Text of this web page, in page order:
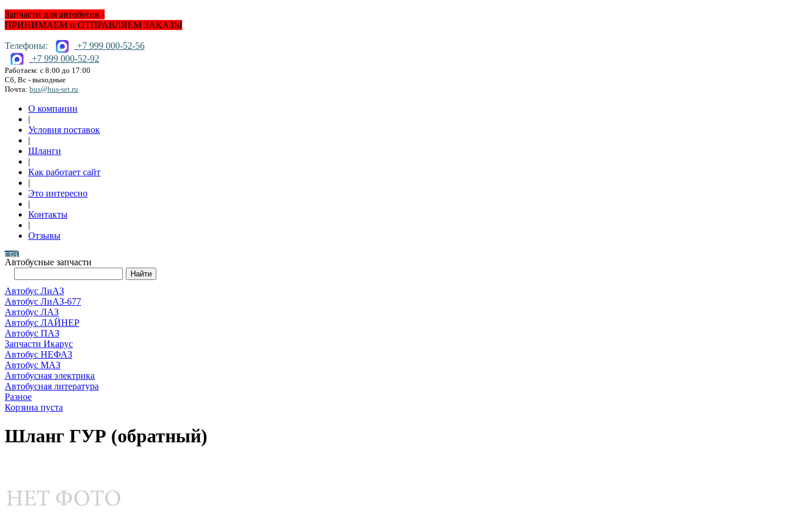
Запчасти для автобусов -
ПРИНИМАЕМ и ОТПРАВЛЯЕМ ЗАКАЗЫ
Телефоны:
+7 999 000-52-56
+7 999 000-52-92
Работаем: с 8:00 до 17:00
Сб, Вс - выходные
Почта: bus@bus-set.ru
О компании
|
Условия поставок
|
Шланги
|
Как работает сайт
|
Это интересно
|
Контакты
|
Отзывы
Автобусные запчасти
Автобус ЛиАЗ
Автобус ЛиАЗ-677
Автобус ЛАЗ
Автобус ЛАЙНЕР
Автобус ПАЗ
Запчасти Икарус
Автобус НЕФАЗ
Автобус МАЗ
Автобусная электрика
Автобусная литература
Разное
Корзина пуста
Шланг ГУР (обратный)